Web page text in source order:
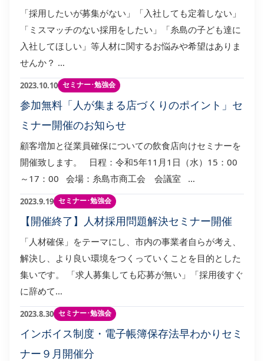
「採用したいが募集がない」「入社しても定着しない」
「ミスマッチのない採用をしたい」「糸島の子ども達に
入社してほしい」等人材に関するお悩みや希望はありま
せんか？ …
2023.10.10 セミナー･勉強会
参加無料「人が集まる店づくりのポイント」セ
ミナー開催のお知らせ
顧客増加と従業員確保についての飲食店向けセミナーを
開催致します。 日程：令和5年11月1日（水）15：00
～17：00 会場：糸島市商工会 会議室 …
2023.9.19 セミナー･勉強会
【開催終了】人材採用問題解決セミナー開催
「人材確保」をテーマにし、市内の事業者自らが考え、
解決し、より良い環境をつくっていくことを目的とした
集いです。 「求人募集しても応募が無い」「採用後すぐ
に辞めて…
2023.8.30 セミナー･勉強会
インボイス制度・電子帳簿保存法早わかりセミ
ナー９月開催分